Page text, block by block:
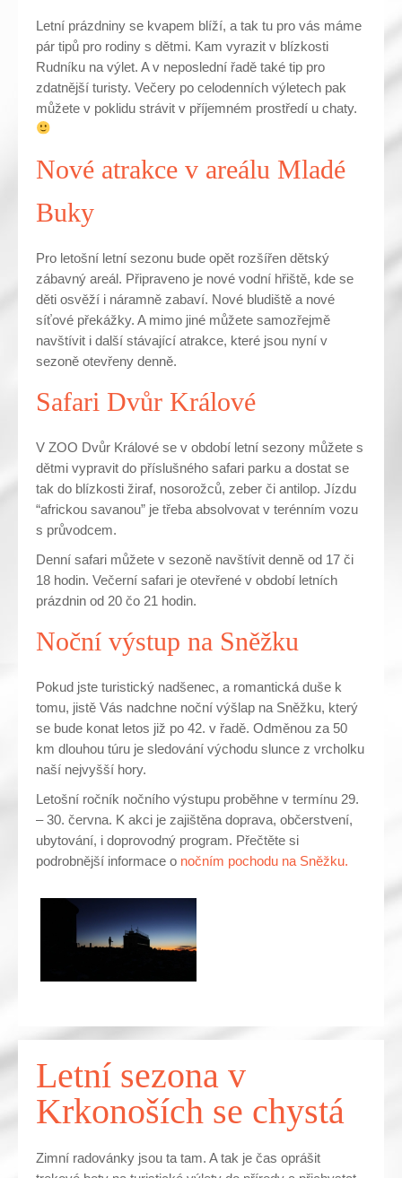
Letní prázdniny se kvapem blíží, a tak tu pro vás máme
pár tipů pro rodiny s dětmi. Kam vyrazit v blízkosti
Rudníku na výlet. A v neposlední řadě také tip pro
zdatnější turisty. Večery po celodenních výletech pak
můžete v poklidu strávit v příjemném prostředí u chaty.
Nové atrakce v areálu Mladé
Buky
Pro letošní letní sezonu bude opět rozšířen dětský
zábavný areál. Připraveno je nové vodní hřiště, kde se
děti osvěží i náramně zabaví. Nové bludiště a nové
síťové překážky. A mimo jiné můžete samozřejmě
navštívit i další stávající atrakce, které jsou nyní v
sezoně otevřeny denně.
Safari Dvůr Králové
V ZOO Dvůr Králové se v období letní sezony můžete s
dětmi vypravit do příslušného safari parku a dostat se
tak do blízkosti žiraf, nosorožců, zeber či antilop. Jízdu
“africkou savanou” je třeba absolvovat v terénním vozu
s průvodcem.
Denní safari můžete v sezoně navštívit denně od 17 či
18 hodin. Večerní safari je otevřené v období letních
prázdnin od 20 čo 21 hodin.
Noční výstup na Sněžku
Pokud jste turistický nadšenec, a romantická duše k
tomu, jistě Vás nadchne noční výšlap na Sněžku, který
se bude konat letos již po 42. v řadě. Odměnou za 50
km dlouhou túru je sledování východu slunce z vrcholku
naší nejvyšší hory.
Letošní ročník nočního výstupu proběhne v termínu 29.
– 30. června. K akci je zajištěna doprava, občerstvení,
ubytování, i doprovodný program. Přečtěte si
podrobnější informace o nočním pochodu na Sněžku.
Letní sezona v
Krkonoších se chystá
Zimní radovánky jsou ta tam. A tak je čas oprášit